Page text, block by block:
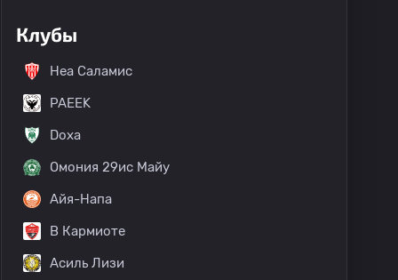
Клубы
Неа Саламис
PAEEK
Doxa
Омония 29ис Майу
Айя-Напа
В Кармиоте
Асиль Лизи